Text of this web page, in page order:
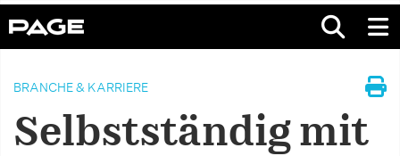
BRANCHE & KARRIERE
Selbstständig mit